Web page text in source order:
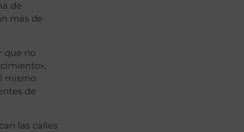
de
más de
que no
mismo
de
las calles